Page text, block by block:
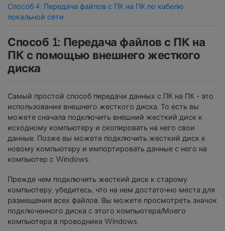
Способ 4: Передача файлов с ПК на ПК по кабелю
локальной сети
Способ 1: Передача файлов с ПК на
ПК с помощью внешнего жесткого
диска
Самый простой способ передачи данных с ПК на ПК - это
использование внешнего жесткого диска. То есть вы
можете сначала подключить внешний жесткий диск к
исходному компьютеру и скопировать на него свои
данные. Позже вы можете подключить жесткий диск к
новому компьютеру и импортировать данные с него на
компьютер с Windows.
Прежде чем подключить жесткий диск к старому
компьютеру, убедитесь, что на нем достаточно места для
размещения всех файлов. Вы можете просмотреть значок
подключенного диска с этого компьютера/Моего
компьютера в проводнике Windows.